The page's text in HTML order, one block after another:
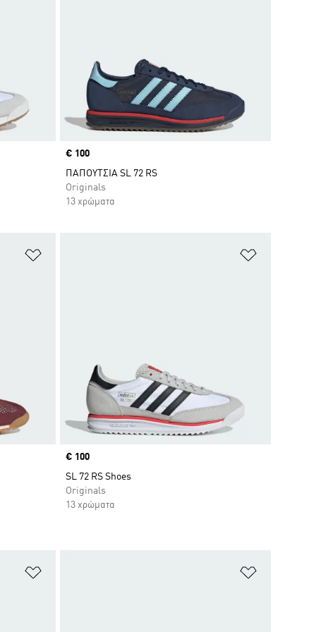
Price
€ 100
ΠΑΠΟΥΤΣΙΑ SL 72 RS
Originals
13 χρώματα
Price
€ 100
SL 72 RS Shoes
Originals
13 χρώματα